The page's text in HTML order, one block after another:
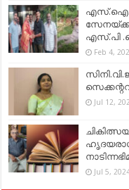
എസ്.പി
Feb 4,
Jul 12,
Jul 5,